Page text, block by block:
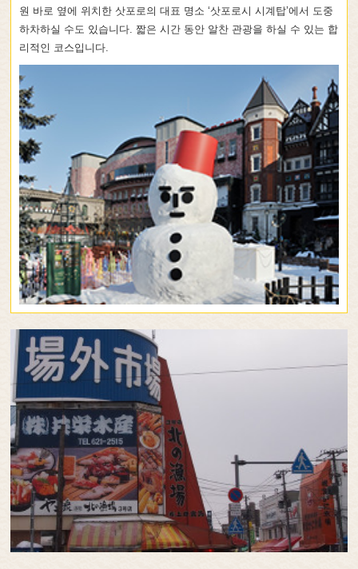
원 바로 옆에 위치한 삿포로의 대표 명소 ‘삿포로시 시계탑’에서 도중
하차하실 수도 있습니다. 짧은 시간 동안 알찬 관광을 하실 수 있는 합
리적인 코스입니다.